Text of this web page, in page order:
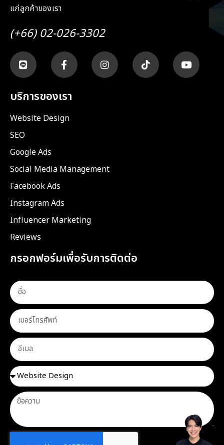
แก่ลูกค้าของเรา
(+66) 02-026-3302
บริการของเรา
Website Design
SEO
Google Ads
Social Media Management
Facebook Ads
Instagram Ads
Influencer Marketing
Reviews
กรอกฟอร์มเพื่อรับการติดต่อ